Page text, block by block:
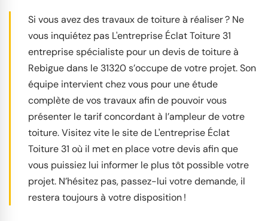
Si vous avez des travaux de toiture à réaliser ? Ne
vous inquiétez pas L'entreprise Éclat Toiture 31
entreprise spécialiste pour un devis de toiture à
Rebigue dans le 31320 s’occupe de votre projet. Son
équipe intervient chez vous pour une étude
complète de vos travaux afin de pouvoir vous
présenter le tarif concordant à l’ampleur de votre
toiture. Visitez vite le site de L'entreprise Éclat
Toiture 31 où il met en place votre devis afin que
vous puissiez lui informer le plus tôt possible votre
projet. N’hésitez pas, passez-lui votre demande, il
restera toujours à votre disposition !